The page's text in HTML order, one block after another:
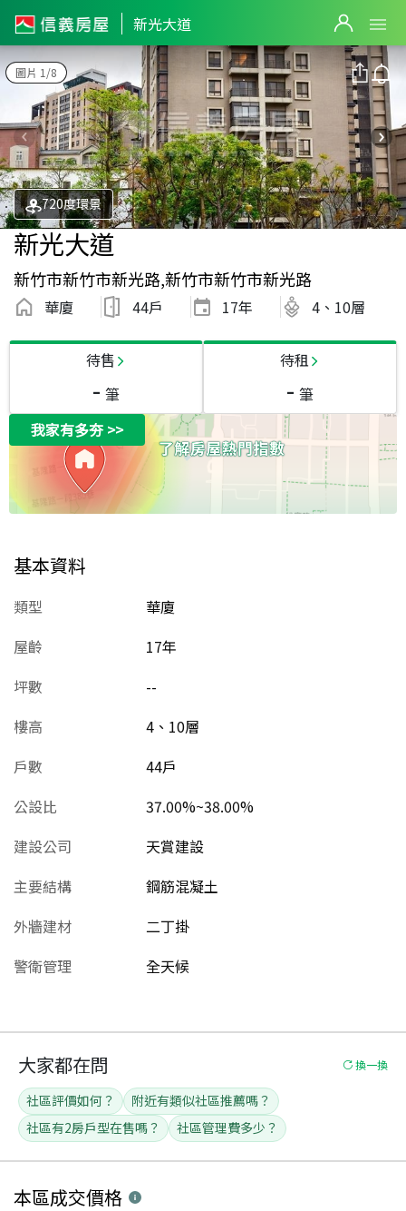
新光大道
圖片 1/8
720度環景
新光大道
新竹市新竹市新光路,新竹市新竹市新光路
華廈 44戶 17年 4、10層
待售
- 筆
待租
- 筆
我家有多夯>>
基本資料
類型
華廈
屋齡
17年
坪數
--
樓高
4、10層
戶數
44戶
公設比
37.00%~38.00%
建設公司
天賞建設
主要結構
鋼筋混凝土
外牆建材
二丁掛
警衛管理
全天候
大家都在問 換一換
社區評價如何？
附近有類似社區推薦嗎？
社區有2房戶型在售嗎？
社區管理費多少？
本區成交價格